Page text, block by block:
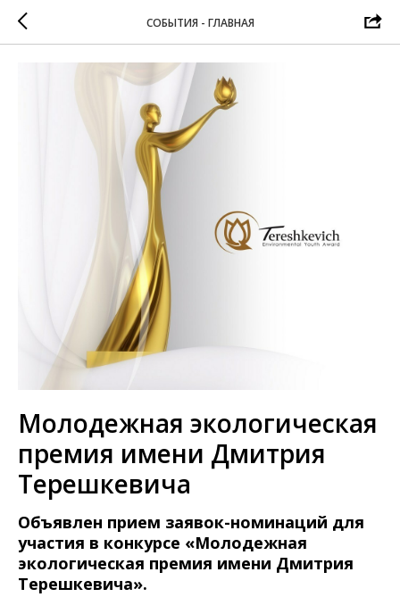
СОБЫТИЯ - ГЛАВНАЯ
Молодежная экологическая
премия имени Дмитрия
Терешкевича
Объявлен прием заявок-номинаций для
участия в конкурсе «Молодежная
экологическая премия имени Дмитрия
Терешкевича».